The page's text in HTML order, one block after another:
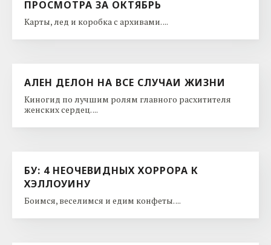
ПРОСМОТРА ЗА ОКТЯБРЬ
Карты, лед и коробка с архивами. ...
АЛЕН ДЕЛОН НА ВСЕ СЛУЧАИ ЖИЗНИ
Киногид по лучшим ролям главного расхитителя
женских сердец. ...
БУ: 4 НЕОЧЕВИДНЫХ ХОРРОРА К
ХЭЛЛОУИНУ
Боимся, веселимся и едим конфеты. ...